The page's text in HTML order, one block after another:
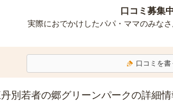
口コミ募集
実際におでかけしたパパ・ママのみな
口コミを書
別若者の郷グリーンパークの詳細情